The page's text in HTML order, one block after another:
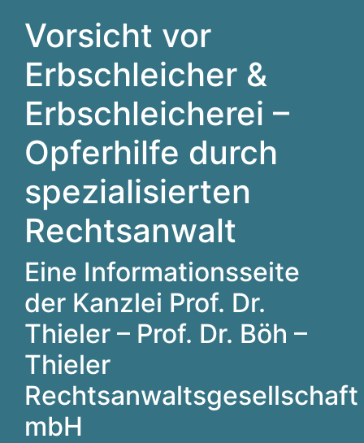
Vorsicht vor
Erbschleicher &
Erbschleicherei –
Opferhilfe durch
spezialisierten
Rechtsanwalt
Eine Informationsseite
der Kanzlei Prof. Dr.
Thieler – Prof. Dr. Böh –
Thieler
Rechtsanwaltsgesellschaft
mbH